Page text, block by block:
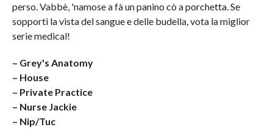
perso. Vabbè, 'namose a fà un panino cò a porchetta. Se
sopporti la vista del sangue e delle budella, vota la miglior
serie medical!
– Grey's Anatomy
– House
– Private Practice
– Nurse Jackie
– Nip/Tuc